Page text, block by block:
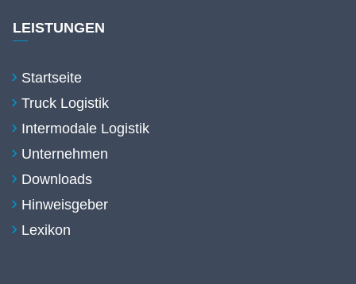
LEISTUNGEN
Startseite
Truck Logistik
Intermodale Logistik
Unternehmen
Downloads
Hinweisgeber
Lexikon